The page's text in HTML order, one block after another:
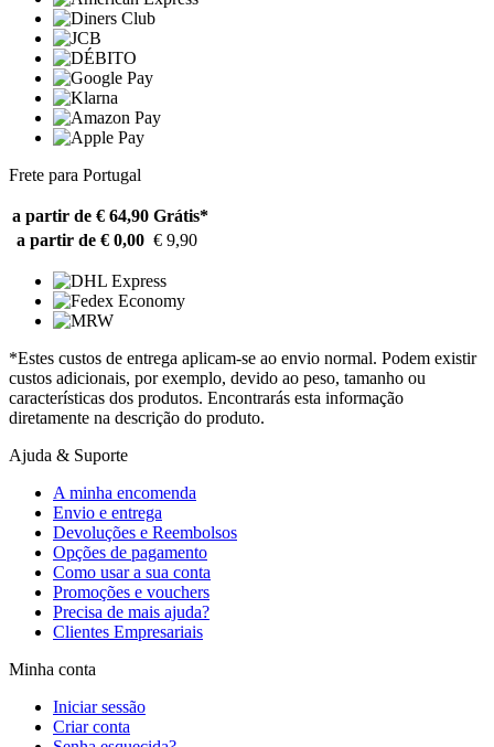
Frete para Portugal
a partir de € 64,90 Grátis*
a partir de € 0,00 € 9,90
*Estes custos de entrega aplicam-se ao envio normal. Podem existir
custos adicionais, por exemplo, devido ao peso, tamanho ou
características dos produtos. Encontrarás esta informação
diretamente na descrição do produto.
Ajuda & Suporte
A minha encomenda
Envio e entrega
Devoluções e Reembolsos
Opções de pagamento
Como usar a sua conta
Promoções e vouchers
Precisa de mais ajuda?
Clientes Empresariais
Minha conta
Iniciar sessão
Criar conta